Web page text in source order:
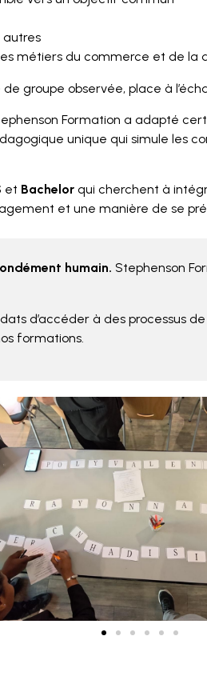
autres
métiers du commerce et de la
groupe observée, place à
Formation a adapté
unique qui simule les
et Bachelor qui cherchent à
et une manière de se
humain. Stephenson
d’accéder à des processus
formations.